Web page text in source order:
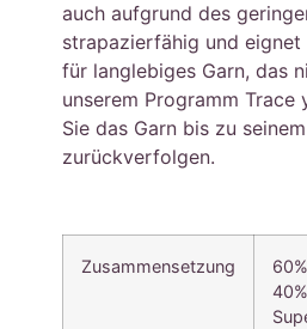
auch aufgrund des
strapazierfähig und
für langlebiges Garn, das
unserem Programm Trace
Sie das Garn bis zu
zurückverfolgen.
Zusammensetzung